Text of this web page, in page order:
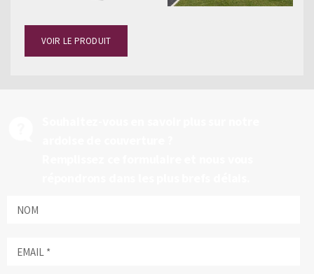
VOIR LE PRODUIT